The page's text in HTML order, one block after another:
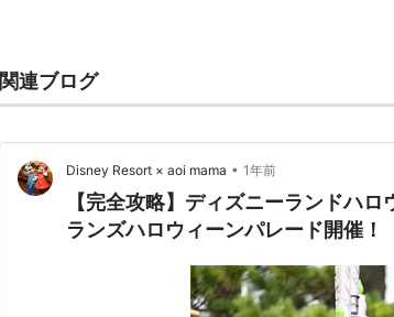
関連ブログ
Disney Resort × aoi mama • 1年前
【完全攻略】ディズニーランドハ
ランズハロウィーンパレード開催！